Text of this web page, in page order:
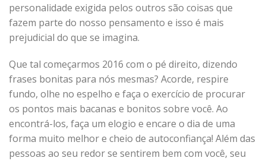
personalidade exigida pelos outros são coisas que
fazem parte do nosso pensamento e isso é mais
prejudicial do que se imagina.
Que tal começarmos 2016 com o pé direito, dizendo
frases bonitas para nós mesmas? Acorde, respire
fundo, olhe no espelho e faça o exercício de procurar
os pontos mais bacanas e bonitos sobre você. Ao
encontrá-los, faça um elogio e encare o dia de uma
forma muito melhor e cheio de autoconfiança! Além das
pessoas ao seu redor se sentirem bem com você, seu